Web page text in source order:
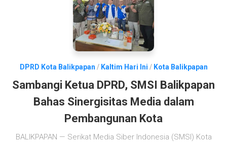
DPRD Kota Balikpapan / Kaltim Hari Ini / Kota Balikpapan
Sambangi Ketua DPRD, SMSI Balikpapan
Bahas Sinergisitas Media dalam
Pembangunan Kota
BALIKPAPAN — Serikat Media Siber Indonesia (SMSI) Kota